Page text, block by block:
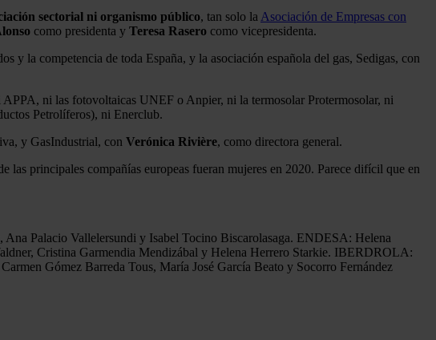
sectorial ni organismo público, tan solo la Asociación de Empresas con
como presidenta y Teresa Rasero como vicepresidenta.
y la competencia de toda España, y la asociación española del gas, Sedigas, con
ni las fotovoltaicas UNEF o Anpier, ni la termosolar Protermosolar, ni
Petrolíferos), ni Enerclub.
y GasIndustrial, con Verónica Rivière, como directora general.
principales compañías europeas fueran mujeres en 2020. Parece difícil que en
Palacio Vallelersundi y Isabel Tocino Biscarolasaga. ENDESA: Helena
Cristina Garmendia Mendizábal y Helena Herrero Starkie. IBERDROLA:
Gómez Barreda Tous, María José García Beato y Socorro Fernández